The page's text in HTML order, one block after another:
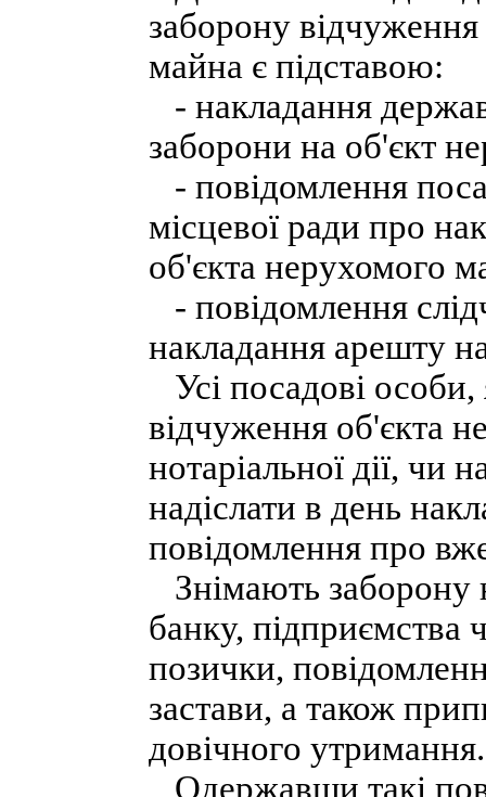
заборону
майна є підставою:
- накладання
заборони на об'єкт
- повідомлення
місцевої ради про
об'єкта нерухомого
- повідомлення
накладання арешту
Усі посадові
відчуження об'єкта
нотаріальної дії, чи
надіслати в день
повідомлення про
Знімають заборону
банку, підприємства
позички,
застави, а також
довічного утримання.
Одержавши такі